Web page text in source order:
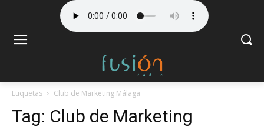
Etiquetas Club de Marketing Málaga
Tag: Club de Marketing